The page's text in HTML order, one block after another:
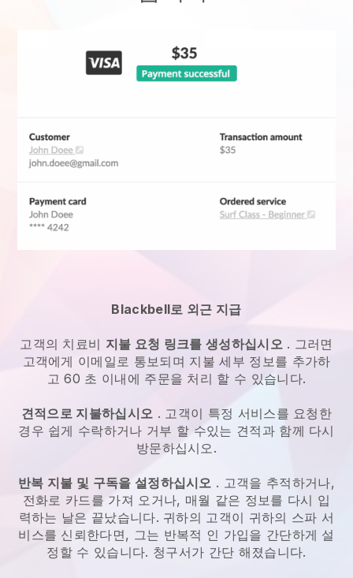
Blackbell로 외근 지급
고객의 치료비 지불 요청 링크를 생성하십시오. 그러면
고객에게 이메일로 통보되며 지불 세부 정보를 추가하
고 60 초 이내에 주문을 처리 할 수 있습니다.
견적으로 지불하십시오 . 고객이 특정 서비스를 요청한
경우 쉽게 수락하거나 거부 할 수있는 견적과 함께 다시
방문하십시오.
반복 지불 및 구독을 설정하십시오 . 고객을 추적하거나,
전화로 카드를 가져 오거나, 매월 같은 정보를 다시 입
력하는 날은 끝났습니다. 귀하의 고객이 귀하의 스파 서
비스를 신뢰한다면, 그는 반복적 인 가입을 간단하게 설
정할 수 있습니다. 청구서가 간단 해졌습니다.